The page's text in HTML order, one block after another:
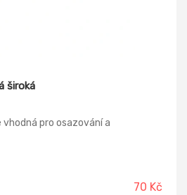
široká
pro osazování a
70 Kč